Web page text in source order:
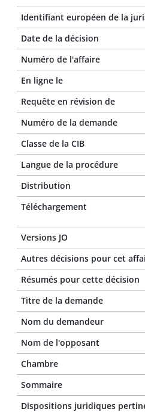
Identifiant européen de la
Date de la décision
Numéro de l'affaire
En ligne le
Requête en révision de
Numéro de la demande
Classe de la CIB
Langue de la procédure
Distribution
Téléchargement
Versions JO
Autres décisions pour cet
Résumés pour cette décision
Titre de la demande
Nom du demandeur
Nom de l'opposant
Chambre
Sommaire
Dispositions juridiques